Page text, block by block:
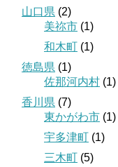
山口県 (2)
美祢市 (1)
和木町
(1)
徳島県 (1)
佐那河内村 (1)
香川県 (7)
東かがわ市 (1)
宇多津町
(1)
三木町
(5)